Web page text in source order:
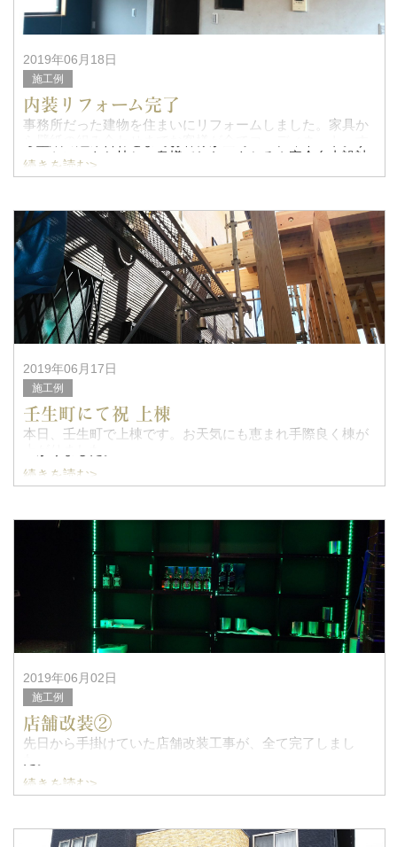
2019年06月18日
施工例
内装リフォーム完了
事務所だった建物を住まいにリフォームしました。家具か
ごいセンスをお持ちの奥様でした。もちろん完全自由設計
続きを読む>
2019年06月17日
施工例
壬生町にて祝 上棟
本日、壬生町で上棟です。お天気にも恵まれ手際良く棟が
ビルトインガレージ付きの住まいで、母屋とは2階で接続す
続きを読む>
2019年06月02日
施工例
店舗改装②
先日から手掛けていた店舗改装工事が、全て完了しまし
オーナーに様は６月７日オープンに向けて飾り付けとか
続きを読む>